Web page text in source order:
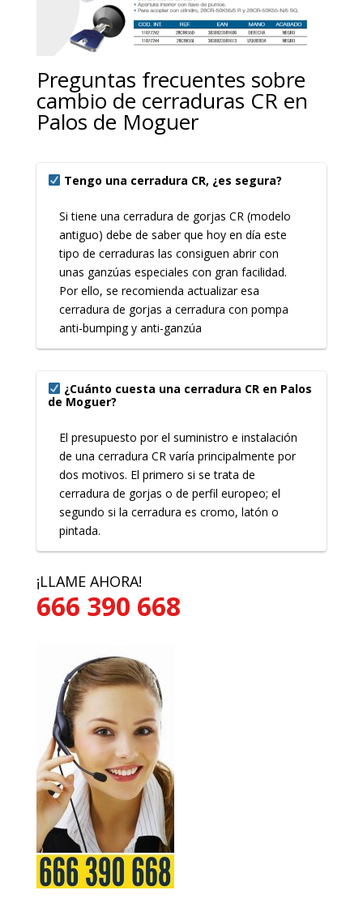
Preguntas frecuentes sobre
cambio de cerraduras CR en
Palos de Moguer
Tengo una cerradura CR, ¿es segura?
Si tiene una cerradura de gorjas CR (modelo
antiguo) debe de saber que hoy en día este
tipo de cerraduras las consiguen abrir con
unas ganzúas especiales con gran facilidad.
Por ello, se recomienda actualizar esa
cerradura de gorjas a cerradura con pompa
anti-bumping y anti-ganzúa
¿Cuánto cuesta una cerradura CR en Palos
de Moguer?
El presupuesto por el suministro e instalación
de una cerradura CR varía principalmente por
dos motivos. El primero si se trata de
cerradura de gorjas o de perfil europeo; el
segundo si la cerradura es cromo, latón o
pintada.
¡LLAME AHORA!
666 390 668